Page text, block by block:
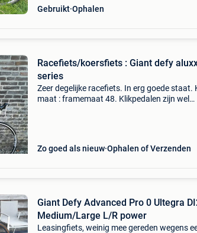
Gebruikt Ophalen
Racefiets/koersfiets : Giant defy
series
Zeer degelijke racefiets. In erg goede staat.
maat : framemaat 48. Klikpedalen zijn wel
Zo goed als nieuw Ophalen of Verzenden
Giant Defy Advanced Pro 0 Ultegra
Medium/Large L/R power
Leasingfiets, weinig mee gereden wegens